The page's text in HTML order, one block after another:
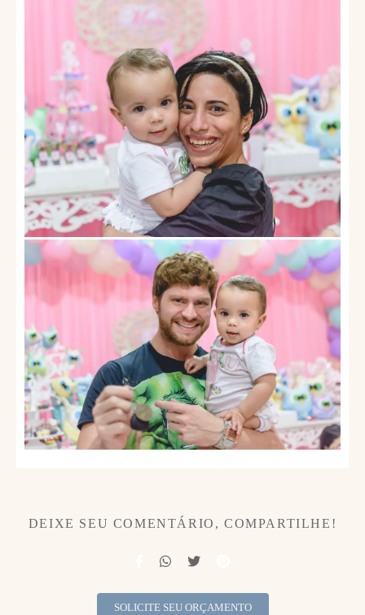
DEIXE SEU COMENTÁRIO, COMPARTILHE!
SOLICITE SEU ORÇAMENTO